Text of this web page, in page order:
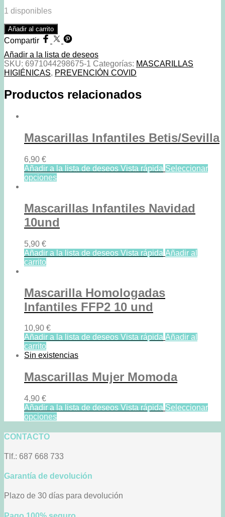
1 disponibles
Mascarilla
FFP2
Infantil
Celeste
10
Unidades
Añadir al carrito
Compartir
Añadir a la lista de deseos
SKU: 6971044298675-1 Categorías: MASCARILLAS
HIGIÉNICAS, PREVENCIÓN COVID
Productos relacionados
Mascarillas Infantiles Betis/Sevilla
6,90 €
Añadir a la lista de deseos Vista rápida Seleccionar
opciones
Mascarillas Infantiles Navidad
10und
5,90 €
Añadir a la lista de deseos Vista rápida Añadir al
carrito
Mascarilla Homologadas
Infantiles FFP2 10 und
10,90 €
Añadir a la lista de deseos Vista rápida Añadir al
carrito
Sin existencias
Mascarillas Mujer Momoda
4,90 €
Añadir a la lista de deseos Vista rápida Seleccionar
opciones
CONTACTO
Tlf.: 687 668 733
Garantía de devolución
Plazo de 30 días para devolución